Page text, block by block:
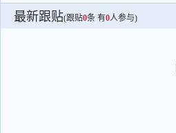
最新跟贴(跟贴0条 有0人参与)